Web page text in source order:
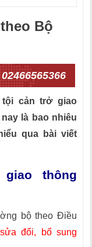
Bộ
cản trở giao
là bao nhiêu
qua bài viết
thông
bộ theo Điều
đổi, bổ sung